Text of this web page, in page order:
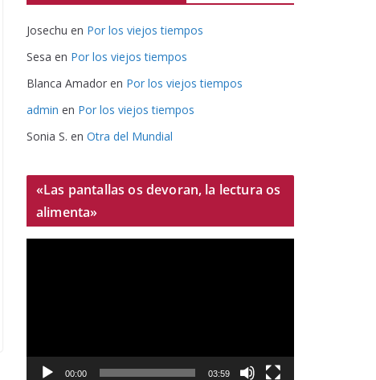
Josechu en Por los viejos tiempos
Sesa en Por los viejos tiempos
Blanca Amador en Por los viejos tiempos
admin en Por los viejos tiempos
Sonia S. en Otra del Mundial
«Las pantallas os devoran, la lectura os
alimenta»
00:00 03:59